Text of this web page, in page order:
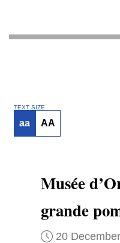
TEXT SIZE
aa AA
Musée
grande
20